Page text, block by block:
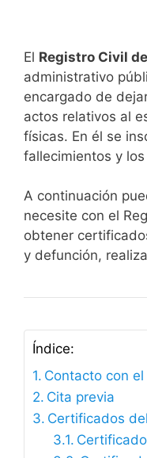
El Registro Civil
administrativo
encargado de
actos relativos al
físicas. En él se
fallecimientos y
A continuación
necesite con el
obtener
y defunción,
Índice:
Contacto con
Cita previa
Certificados